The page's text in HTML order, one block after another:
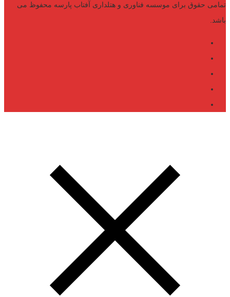
تمامی حقوق برای موسسه فناوری و هتلداری آفتاب پارسه محفوظ می
باشد.